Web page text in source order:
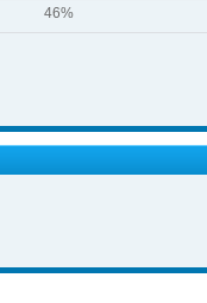
46%